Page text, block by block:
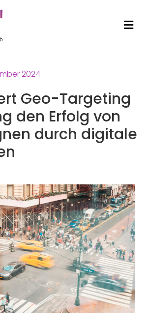
2024
Geo-Targeting
den Erfolg von
durch digitale